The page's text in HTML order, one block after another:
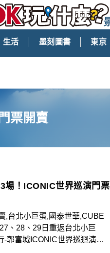
生活 墨刻圖書 東京
門票開賣
場！ICONIC世界巡演門票
,台北小巨蛋,國泰世華,CUBE
、28、29日重返台北小巨
-郭富城ICONIC世界巡迴演唱